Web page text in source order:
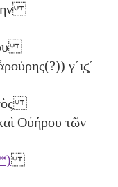
γ´ι̣ϛ̣´
Οὐήρου τῶν